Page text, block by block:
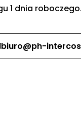
1 dnia
biuro@ph-